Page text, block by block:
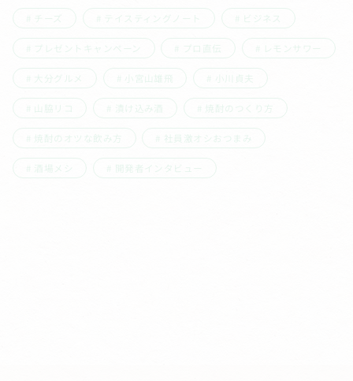
チーズ テイスティングノート ビジネス
プレゼントキャンペーン プロ直伝 レモンサワー
大分グルメ 小宮山雄飛 小川貞夫
山脇リコ 漬け込み酒 焼酎のつくり方
焼酎のオツな飲み方 社員激オシおつまみ
酒場メシ 開発者インタビュー